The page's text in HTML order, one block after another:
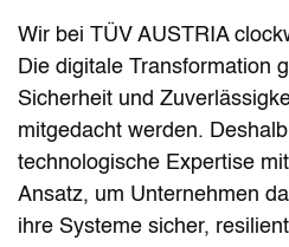
Wir bei TÜV AUSTRIA
Die digitale Transformation
Sicherheit und
mitgedacht werden.
technologische Expertise
Ansatz, um Unternehmen
ihre Systeme sicher,